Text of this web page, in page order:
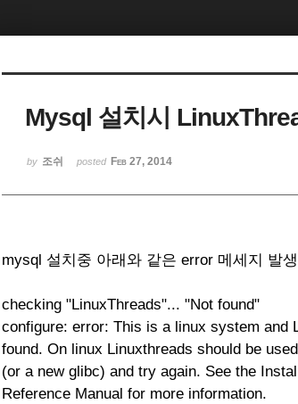
Mysql 설치시
by 조쉬 posted Feb 27, 2014
mysql 설치중 아래와 같은 error 메세지 발
checking "LinuxThreads"... "Not found"
configure: error: This is a linux system and
found. On linux Linuxthreads should be
(or a new glibc) and try again. See the
Reference Manual for more information.
5
5